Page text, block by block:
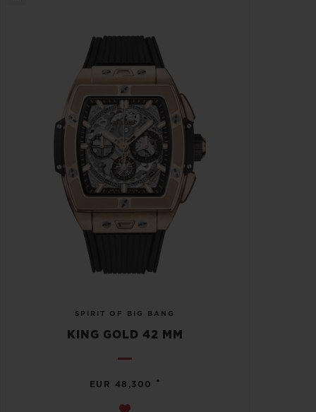
SPIRIT OF BIG BANG
KING GOLD 42 MM
EUR 48,300 •